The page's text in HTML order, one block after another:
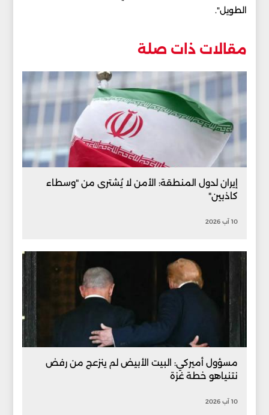
الطويل".
مقالات ذات صلة
إيران لدول المنطقة: الأمن لا يُشترى من "وسطاء
كاذبين"
10 آب 2026
مسؤول أميركي: البيت الأبيض لم ينزعج من رفض
نتنياهو خطة غزة
10 آب 2026